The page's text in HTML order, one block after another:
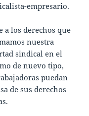
empresario.
a los derechos que
nuestra
sindical en el
de nuevo tipo,
puedan
de sus derechos